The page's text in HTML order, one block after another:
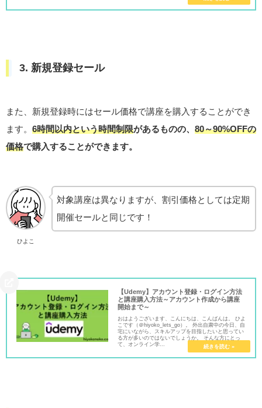
3. 新規登録セール
また、新規登録時にはセール価格で講座を購入することができ
ます。 6時間以内という時間制限があるものの、 80～90%OFFの
価格で購入することができます。
ひよこ
対象講座は異なりますが、割引価格としては定期
開催セールと同じです！
【Udemy】アカウント登録・ログイン方法
と講座購入方法～アカウント作成から講座
開始まで～
おはようございます、こんにちは、こんばんは。 ひよ
こです（＠hiyoko_lets_go）。 外出自粛中の今日、自
宅にいながら、スキルアップを目指したいと思ってい
る方が多いのではないでしょうか。 そんな方にとっ
て、オンライン学...